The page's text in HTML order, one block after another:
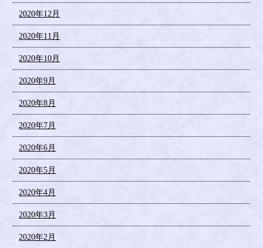
2020年12月
2020年11月
2020年10月
2020年9月
2020年8月
2020年7月
2020年6月
2020年5月
2020年4月
2020年3月
2020年2月